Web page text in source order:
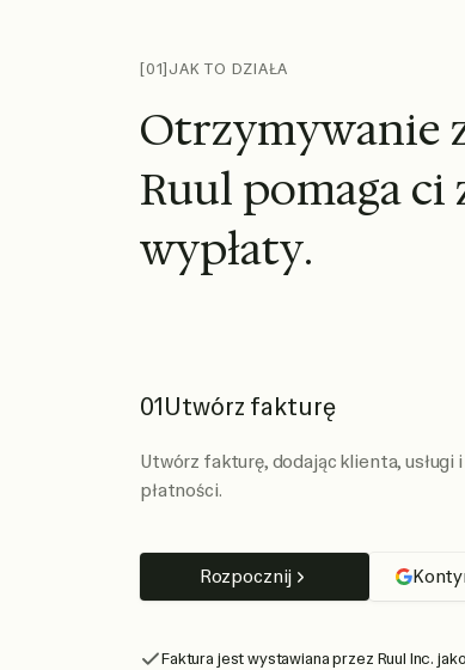
[01]JAK TO DZIAŁA
Otrzymywanie
Ruul pomagaci
wypłaty.
01Utwórz fakturę
Utwórz fakturę, dodając klienta, usługi
płatności.
Rozpocznij
Faktura jest wystawiana przez Ruul Inc.